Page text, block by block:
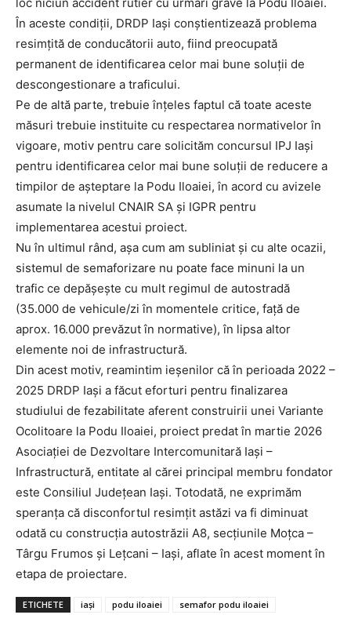
INFO IAȘI
PUBLICĂ GRATUIT ANUNȚUL TĂU!
Utile
Publică gratuit anunțul tău!
Contact
Emisiuni
Prelucrarea datelor cu caracter personal
În aceste condiții, DRDP Iași conștientizează problema
resimțită de conducătorii auto, fiind preocupată
permanent de identificarea celor mai bune soluții de
descongestionare a traficului.
Pe de altă parte, trebuie înțeles faptul că toate aceste
măsuri trebuie instituite cu respectarea normativelor în
vigoare, motiv pentru care solicităm concursul IPJ Iași
pentru identificarea celor mai bune soluții de reducere a
timpilor de așteptare la Podu Iloaiei, în acord cu avizele
asumate la nivelul CNAIR SA și IGPR pentru
implementarea acestui proiect.
Nu în ultimul rând, așa cum am subliniat și cu alte ocazii,
sistemul de semaforizare nu poate face minuni la un
trafic ce depășește cu mult regimul de autostradă
(35.000 de vehicule/zi în momentele critice, față de
aprox. 16.000 prevăzut în normative), în lipsa altor
elemente noi de infrastructură.
Din acest motiv, reamintim ieșenilor că în perioada 2022 –
2025 DRDP Iași a făcut eforturi pentru finalizarea
studiului de fezabilitate aferent construirii unei Variante
Ocolitoare la Podu Iloaiei, proiect predat în martie 2026
Asociației de Dezvoltare Intercomunitară Iași –
Infrastructură, entitate al cărei principal membru fondator
este Consiliul Județean Iași. Totodată, ne exprimăm
speranța că disconfortul resimțit astăzi va fi diminuat
odată cu construcția autostrăzii A8, secțiunile Moțca –
Târgu Frumos și Lețcani – Iași, aflate în acest moment în
etapa de proiectare.
ETICHETE iași podu iloaiei semafor podu iloaiei